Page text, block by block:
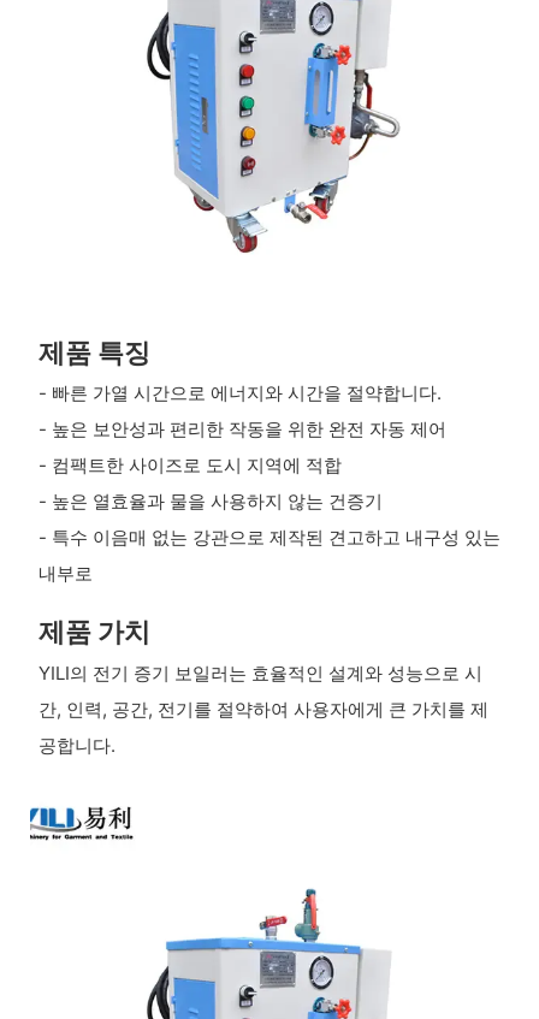
제품 특징
- 빠른 가열 시간으로 에너지와 시간을 절약합니다.
- 높은 보안성과 편리한 작동을 위한 완전 자동 제어
- 컴팩트한 사이즈로 도시 지역에 적합
- 높은 열효율과 물을 사용하지 않는 건증기
- 특수 이음매 없는 강관으로 제작된 견고하고 내구성 있는
내부로
제품 가치
YILI의 전기 증기 보일러는 효율적인 설계와 성능으로 시
간, 인력, 공간, 전기를 절약하여 사용자에게 큰 가치를 제
공합니다.